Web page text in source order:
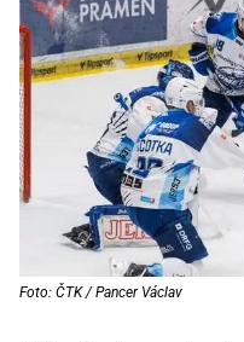
Foto: ČTK / Pancer Václav